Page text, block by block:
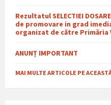
Rezultatul SELECTIEI
de promovare in grad
organizat de către Primăria
ANUNȚ IMPORTANT
MAI MULTE ARTICOLE PE